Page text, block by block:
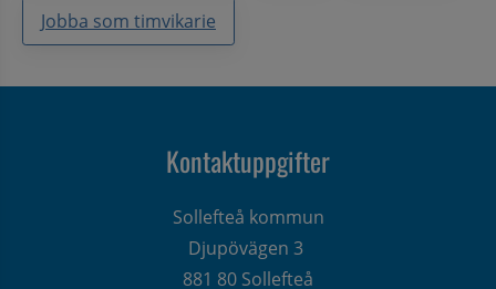
Jobba som timvikarie
Kontaktuppgifter
Sollefteå kommun
Djupövägen 3
881 80 Sollefteå